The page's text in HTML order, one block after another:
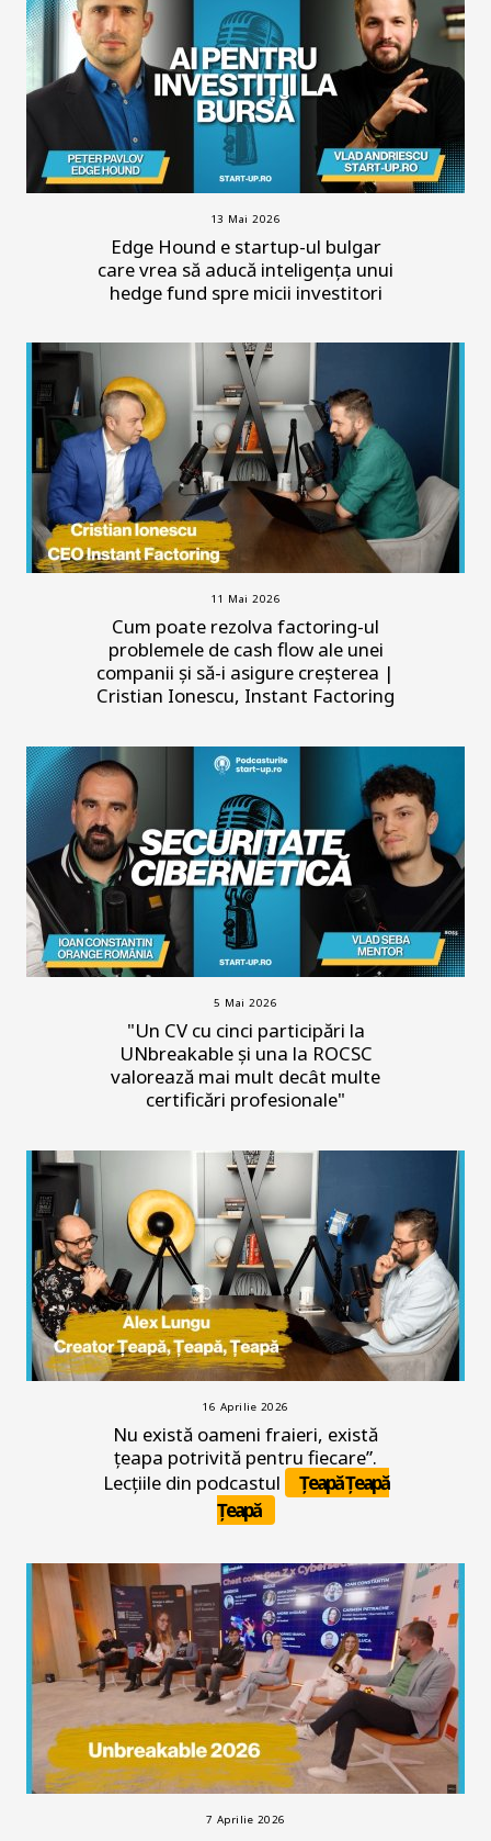
13 Mai 2026
Edge Hound e startup-ul bulgar
care vrea să aducă inteligența unui
hedge fund spre micii investitori
11 Mai 2026
Cum poate rezolva factoring-ul
problemele de cash flow ale unei
companii și să-i asigure creșterea |
Cristian Ionescu, Instant Factoring
5 Mai 2026
"Un CV cu cinci participări la
UNbreakable și una la ROCSC
valorează mai mult decât multe
certificări profesionale"
16 Aprilie 2026
Nu există oameni fraieri, există
țeapa potrivită pentru fiecare”.
Lecțiile din podcastul
Țeapă Țeapă
Țeapă
7 Aprilie 2026